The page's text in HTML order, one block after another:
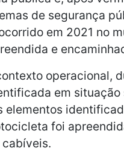
de segurança
em 2021 no
e
operacional,
em
elementos
foi